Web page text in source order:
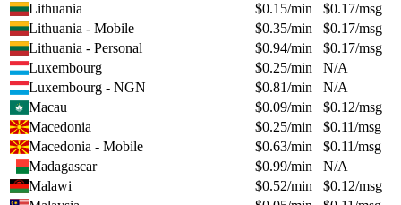
Lithuania
$0.15/min $0.17/msg
Lithuania - Mobile
$0.35/min $0.17/msg
Lithuania - Personal
$0.94/min $0.17/msg
Luxembourg
$0.25/min
N/A
Luxembourg - NGN
$0.81/min
N/A
Macau
$0.09/min $0.12/msg
Macedonia
$0.25/min $0.11/msg
Macedonia - Mobile
$0.63/min $0.11/msg
Madagascar
$0.99/min
N/A
Malawi
$0.52/min $0.12/msg